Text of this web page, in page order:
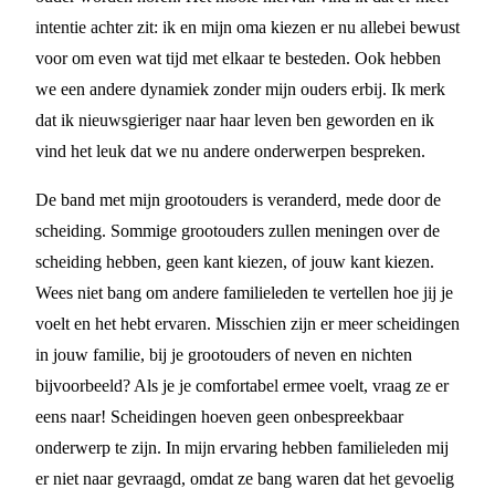
intentie achter zit: ik en mijn oma kiezen er nu allebei bewust
voor om even wat tijd met elkaar te besteden. Ook hebben
we een andere dynamiek zonder mijn ouders erbij. Ik merk
dat ik nieuwsgieriger naar haar leven ben geworden en ik
vind het leuk dat we nu andere onderwerpen bespreken.
De band met mijn grootouders is veranderd, mede door de
scheiding. Sommige grootouders zullen meningen over de
scheiding hebben, geen kant kiezen, of jouw kant kiezen.
Wees niet bang om andere familieleden te vertellen hoe jij je
voelt en het hebt ervaren. Misschien zijn er meer scheidingen
in jouw familie, bij je grootouders of neven en nichten
bijvoorbeeld? Als je je comfortabel ermee voelt, vraag ze er
eens naar! Scheidingen hoeven geen onbespreekbaar
onderwerp te zijn. In mijn ervaring hebben familieleden mij
er niet naar gevraagd, omdat ze bang waren dat het gevoelig